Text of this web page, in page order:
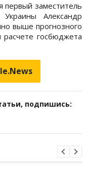
первый заместитель
Александр
выше прогнозного
расчете госбюджета
подпишись: